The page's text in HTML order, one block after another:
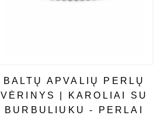
BALTŲ APVALIŲ PERLŲ
VĖRINYS | KAROLIAI SU
BURBULIUKU - PERLAI